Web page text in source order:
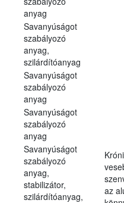
anyag
Savanyúságot
szabályozó
anyag,
szilárdítóanyag
Savanyúságot
szabályozó
anyag
Savanyúságot
szabályozó
anyag
Savanyúságot
szabályozó
anyag,
stabilizátor,
szilárdítóanyag,
az